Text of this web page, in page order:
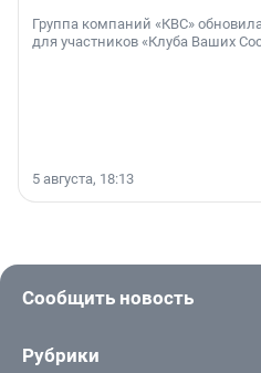
Группа компаний «КВС»
для участников «Клуба Ваших
5 августа, 18:13
Сообщить новость
Рубрики